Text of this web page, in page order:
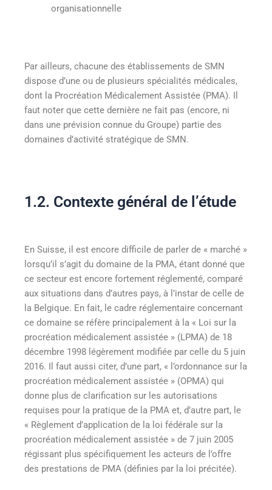
organisationnelle
Par ailleurs, chacune des établissements de SMN
dispose d’une ou de plusieurs spécialités médicales,
dont la Procréation Médicalement Assistée (PMA). Il
faut noter que cette dernière ne fait pas (encore, ni
dans une prévision connue du Groupe) partie des
domaines d’activité stratégique de SMN.
1.2. Contexte général de l’étude
En Suisse, il est encore difficile de parler de « marché »
lorsqu’il s’agit du domaine de la PMA, étant donné que
ce secteur est encore fortement réglementé, comparé
aux situations dans d’autres pays, à l’instar de celle de
la Belgique. En fait, le cadre réglementaire concernant
ce domaine se réfère principalement à la « Loi sur la
procréation médicalement assistée » (LPMA) de 18
décembre 1998 légèrement modifiée par celle du 5 juin
2016. Il faut aussi citer, d’une part, « l’ordonnance sur la
procréation médicalement assistée » (OPMA) qui
donne plus de clarification sur les autorisations
requises pour la pratique de la PMA et, d’autre part, le
« Règlement d’application de la loi fédérale sur la
procréation médicalement assistée » de 7 juin 2005
régissant plus spécifiquement les acteurs de l’offre
des prestations de PMA (définies par la loi précitée).